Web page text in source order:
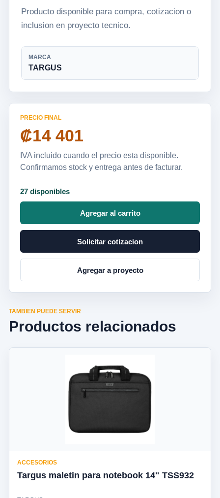
Producto disponible para compra, cotizacion o
inclusion en proyecto tecnico.
MARCA
TARGUS
PRECIO FINAL
₡14 401
IVA incluido cuando el precio esta disponible.
Confirmamos stock y entrega antes de facturar.
27 disponibles
Agregar al carrito
Solicitar cotizacion
Agregar a proyecto
TAMBIEN PUEDE SERVIR
Productos relacionados
ACCESORIOS
Targus maletin para notebook 14" TSS932